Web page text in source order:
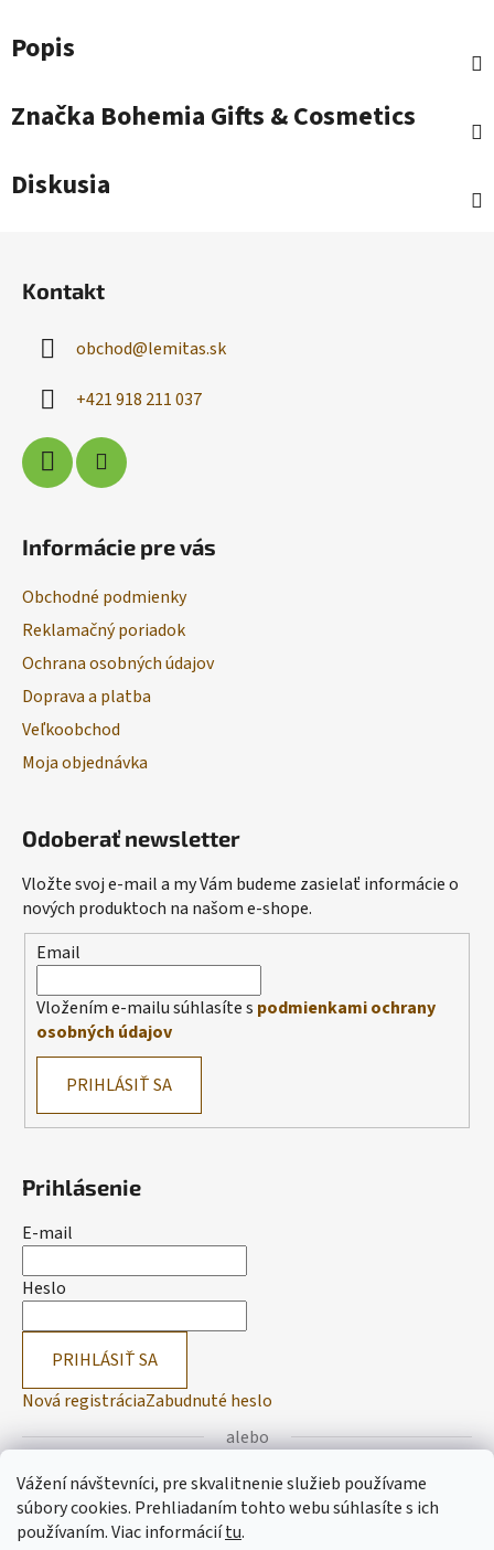
Vážení návštevníci, pre skvalitnenie služieb používame
súbory cookies. Prehliadaním tohto webu súhlasíte s ich
používaním.Viac informáciítu.
Popis
Značka Bohemia Gifts & Cosmetics
Diskusia
Kontakt
obchod@lemitas.sk
+421 918 211 037
Informácie pre vás
Obchodné podmienky
Reklamačný poriadok
Ochrana osobných údajov
Doprava a platba
Veľkoobchod
Moja objednávka
Odoberať newsletter
Vložte svoj e-mail a my Vám budeme zasielať informácie o
nových produktoch na našom e-shope.
Email
Vložením e-mailu súhlasíte s podmienkami ochrany
osobných údajov
PRIHLÁSIŤ SA
Prihlásenie
E-mail
Heslo
PRIHLÁSIŤ SA
Nová registráciaZabudnuté heslo
alebo
Prihlásiť sa cez Facebook
Prihlásiť sa cez Google